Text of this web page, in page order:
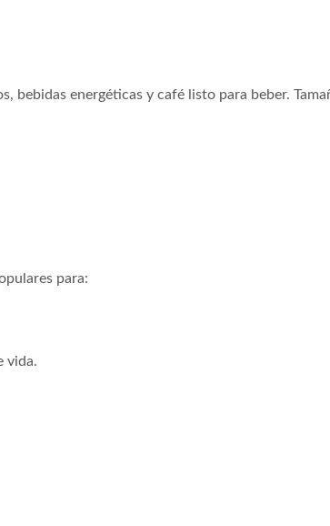
bebidas energéticas y café listo para beber.
para:
vida.